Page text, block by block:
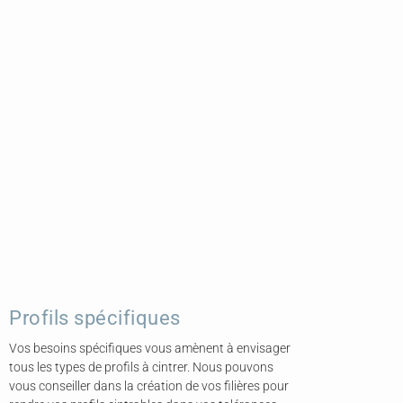
Profils spécifiques
Vos besoins spécifiques vous amènent à envisager
tous les types de profils à cintrer. Nous pouvons
vous conseiller dans la création de vos filières pour